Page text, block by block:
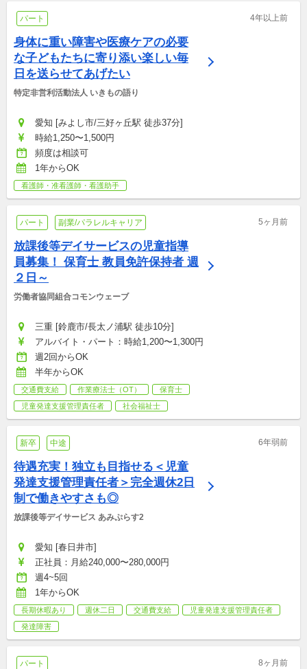
パート 4年以上前
身体に重い障害や医療ケアの必要
な子どもたちに寄り添い楽しい毎
日を送らせてあげたい
特定非営利活動法人 いきもの語り
愛知 [みよし市/三好ヶ丘駅 徒歩37分]
時給1,250〜1,500円
頻度は相談可
1年からOK
看護師・准看護師・看護助手
パート 副業/パラレルキャリア 5ヶ月前
放課後等デイサービスの児童指導
員募集！ 保育士 教員免許保持者 週
２日～
労働者協同組合コモンウェーブ
三重 [鈴鹿市/長太ノ浦駅 徒歩10分]
アルバイト・パート：時給1,200〜1,300円
週2回からOK
半年からOK
交通費支給 作業療法士（OT）
保育士
児童発達支援管理責任者
社会福祉士
新卒 中途 6年弱前
待遇充実！独立も目指せる＜児童
発達支援管理責任者＞完全週休2日
制で働きやすさも◎
放課後等デイサービス あみぷらす2
愛知 [春日井市]
正社員：月給240,000〜280,000円
週4~5回
1年からOK
長期休暇あり 週休二日 交通費支給
児童発達支援管理責任者
発達障害
パート 8ヶ月前